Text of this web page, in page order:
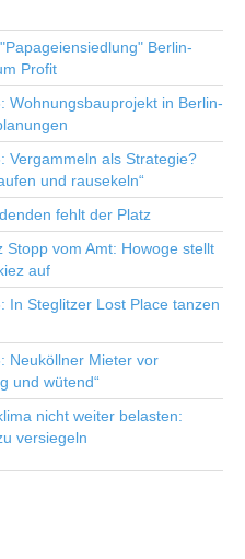
Berlin-
Profit
Wohnungsbauprojekt in Berlin-
Vergammeln als Strategie?
und rausekeln“
fehlt der Platz
vom Amt: Howoge stellt
auf
In Steglitzer Lost Place tanzen
Neuköllner Mieter vor
und wütend“
nicht weiter belasten:
versiegeln